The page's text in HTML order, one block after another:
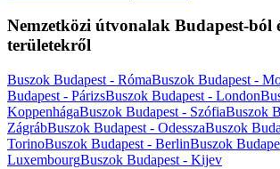
Nemzetközi útvonalak Budapest-ból
területekről
Buszok Budapest - RómaBuszok Budapest -
Budapest - PárizsBuszok Budapest - London
KoppenhágaBuszok Budapest - SzófiaBuszok
ZágrábBuszok Budapest - OdesszaBuszok
TorinoBuszok Budapest - BerlinBuszok
LuxembourgBuszok Budapest - Kijev